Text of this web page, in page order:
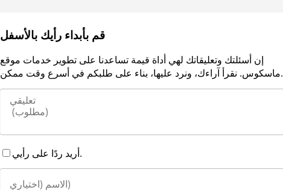
قم بأبداء رأيك بالأسفل
إن أسئلتك وتعليقاتك لهي أداة قيمة تساعدنا على تطوير خدمات موقع
ماسكوس. نقرأ آراءك، ونرد عليها، بناء على طلبكم في أسرع وقت ممكن.
أريد ردًا على رأيي.